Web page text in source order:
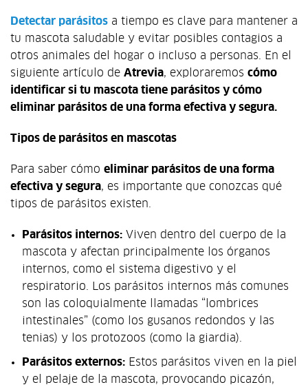
Detectar parásitos a tiempo es clave para mantener a
tu mascota saludable y evitar posibles contagios a
otros animales del hogar o incluso a personas. En el
siguiente artículo de Atrevia, exploraremos cómo
identificar si tu mascota tiene parásitos y cómo
eliminar parásitos de una forma efectiva y segura.
Tipos de parásitos en mascotas
Para saber cómo eliminar parásitos de una forma
efectiva y segura, es importante que conozcas qué
tipos de parásitos existen.
Parásitos internos: Viven dentro del cuerpo de la
mascota y afectan principalmente los órganos
internos, como el sistema digestivo y el
respiratorio. Los parásitos internos más comunes
son las coloquialmente llamadas “lombrices
intestinales” (como los gusanos redondos y las
tenias) y los protozoos (como la giardia).
Parásitos externos: Estos parásitos viven en la piel
y el pelaje de la mascota, provocando picazón,